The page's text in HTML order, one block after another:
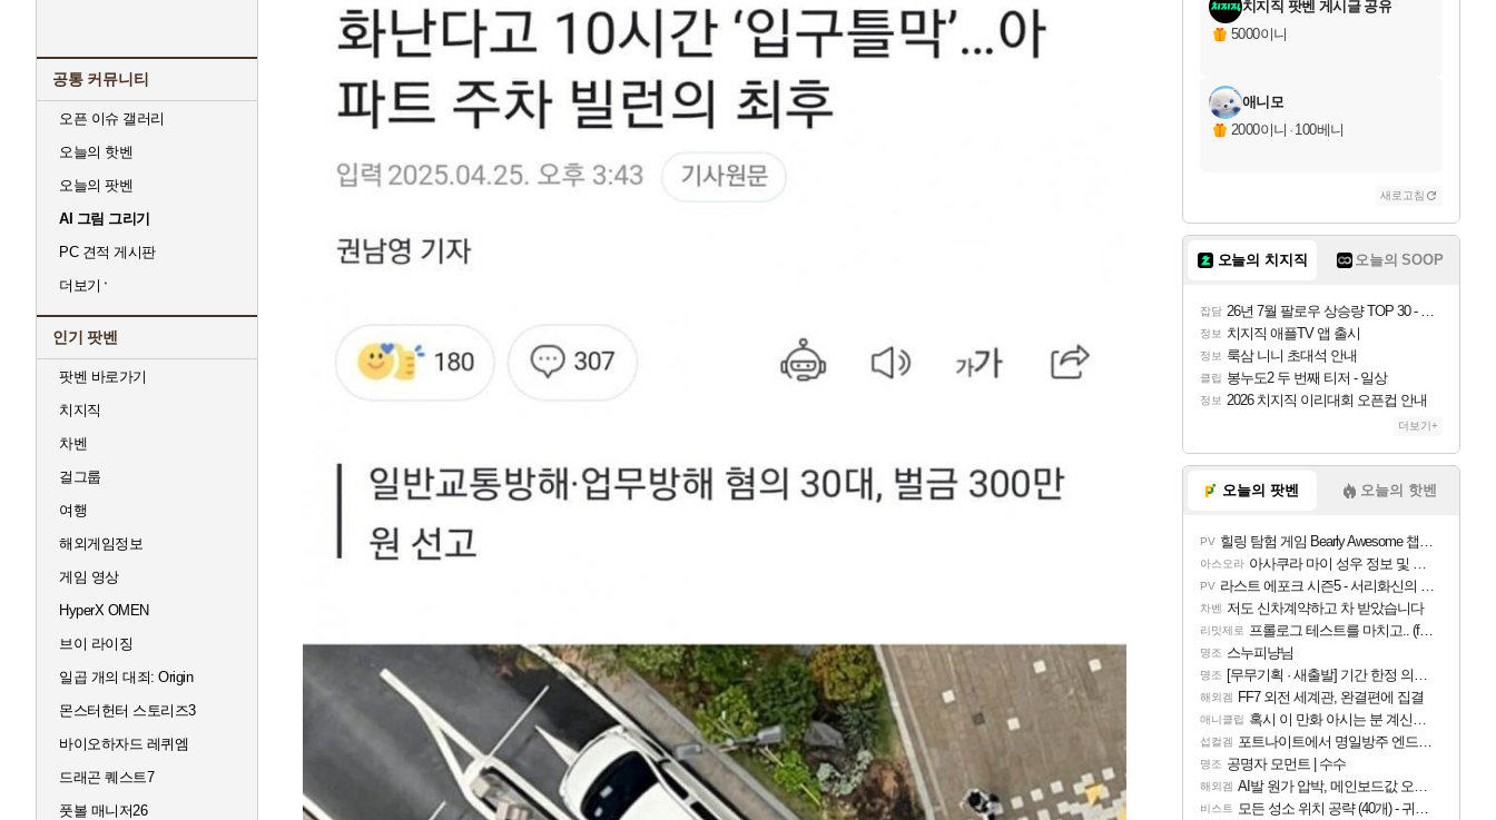
공통 커뮤니티
오픈 이슈 갤러리
오늘의 핫벤
오늘의 팟벤
AI 그림 그리기
PC 견적 게시판
더보기
인기 팟벤
팟벤 바로가기
치지직
차벤
걸그룹
여행
해외게임정보
게임 영상
HyperX OMEN
브이 라이징
일곱 개의 대죄: Origin
몬스터헌터 스토리즈3
바이오하자드 레퀴엠
드래곤 퀘스트7
풋볼 매니저26
치지직 팟벤 게시글 공유
5000이니
애니모
2000이니 · 100베니
새로고침
오늘의 치지직 오늘의 SOOP
잡담 26년 7월 팔로우 상승량 TOP 30 - 월간 치지직
정보 치지직 애플TV 앱 출시
정보 룩삼 니니 초대석 안내
클립 봉누도2 두 번째 티저 - 일상
정보 2026 치지직 이리대회 오픈컵 안내
더보기+
오늘의 팟벤 오늘의 핫벤
PV 힐링 탐험 게임 Bearly Awesome 챕터 1 트레일러
아스오라 아사쿠라 마이 성우 정보 및 주요 필모
PV 라스트 에포크 시즌5 - 서리화신의 분노 티저
차벤 저도 신차계약하고 차 받았습니다
리밋제로 프롤로그 테스트를 마치고.. (feat. 리아)
명조 스누피냥님
명조 [무무기획 · 새출발] 기간 한정 의뢰 이벤트
해외겜 FF7 외전 세계관, 완결편에 집결
애니클립 혹시 이 만화 아시는 분 계신가요
섭컬겜 포트나이트에서 명일방주 엔드필드 [펠리카] 판매 예정
명조 공명자 모먼트 | 수수
해외겜 AI발 원가 압박, 메인보드값 오르나
비스트 모든 성소 위치 공략 (40개) - 귀환한 영혼 도전과제